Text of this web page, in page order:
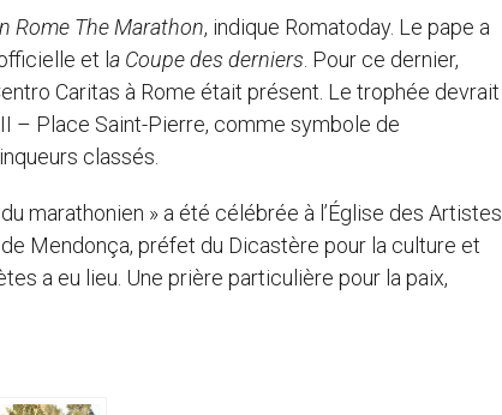
Rome The Marathon, indique Romatoday. Le pape a
et la Coupe des derniers . Pour ce dernier,
Caritas à Rome était présent. Le trophée devrait
– Place Saint-Pierre, comme symbole de
classés.
marathonien » a été célébrée à l’Église des Artistes
Mendonça, préfet du Dicastère pour la culture et
a eu lieu. Une prière particulière pour la paix,